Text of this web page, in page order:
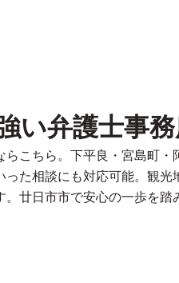
い弁護士事
こちら。下平良・宮島町
た相談にも対応可能。観
廿日市市で安心の一歩を踏